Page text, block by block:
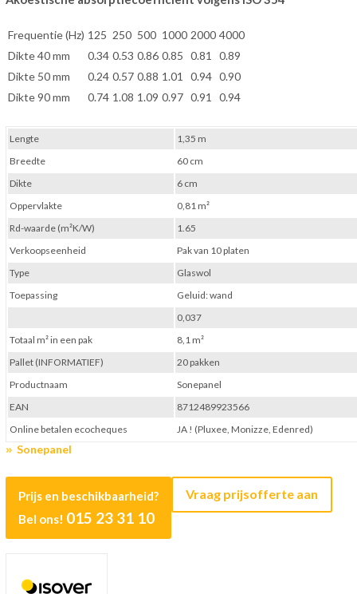
Frequentie (Hz) 125 250 500 1000 2000 4000
Dikte 40 mm
0.34 0.53 0.86 0.85 0.81
0.89
Dikte 50 mm
0.24 0.57 0.88 1.01 0.94 0.90
Dikte 90 mm
0.74 1.08 1.09 0.97 0.91 0.94
Sonepanel
Prijs en beschikbaarheid?
Bel ons! 015 23 31 10
Vraag prijsofferte aan
Lengte
1,35 m
Breedte
60 cm
Dikte
6 cm
Oppervlakte
0,81 m²
Rd-waarde (m²K/W)
1.65
Verkoopseenheid
Pak van 10 platen
Type
Glaswol
Toepassing
Geluid: wand
0,037
Totaal m² in een pak
8,1 m²
Pallet (INFORMATIEF)
20 pakken
Productnaam
Sonepanel
EAN
8712489923566
Online betalen ecocheques
JA ! (Pluxee, Monizze, Edenred)